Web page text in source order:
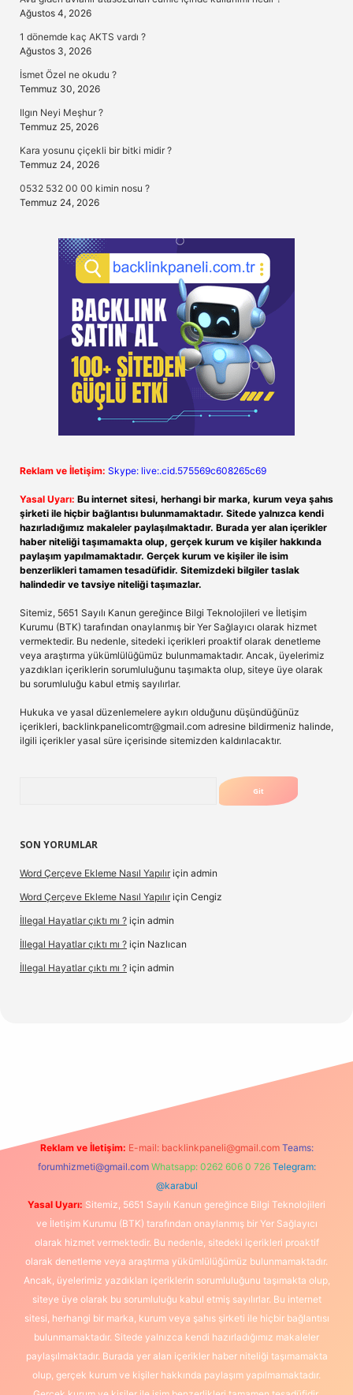
Ağustos 4, 2026
1 dönemde kaç AKTS vardı ?
Ağustos 3, 2026
İsmet Özel ne okudu ?
Temmuz 30, 2026
Ilgın Neyi Meşhur ?
Temmuz 25, 2026
Kara yosunu çiçekli bir bitki midir ?
Temmuz 24, 2026
0532 532 00 00 kimin nosu ?
Temmuz 24, 2026
Reklam ve İletişim: Skype: live:.cid.575569c608265c69
Yasal Uyarı: Bu internet sitesi, herhangi bir marka, kurum veya şahıs
şirketi ile hiçbir bağlantısı bulunmamaktadır. Sitede yalnızca kendi
hazırladığımız makaleler paylaşılmaktadır. Burada yer alan içerikler
haber niteliği taşımamakta olup, gerçek kurum ve kişiler hakkında
paylaşım yapılmamaktadır. Gerçek kurum ve kişiler ile isim
benzerlikleri tamamen tesadüfidir. Sitemizdeki bilgiler taslak
halindedir ve tavsiye niteliği taşımazlar.
Sitemiz, 5651 Sayılı Kanun gereğince Bilgi Teknolojileri ve İletişim
Kurumu (BTK) tarafından onaylanmış bir Yer Sağlayıcı olarak hizmet
vermektedir. Bu nedenle, sitedeki içerikleri proaktif olarak denetleme
veya araştırma yükümlülüğümüz bulunmamaktadır. Ancak, üyelerimiz
yazdıkları içeriklerin sorumluluğunu taşımakta olup, siteye üye olarak
bu sorumluluğu kabul etmiş sayılırlar.
Hukuka ve yasal düzenlemelere aykırı olduğunu düşündüğünüz
içerikleri, backlinkpanelicomtr@gmail.com adresine bildirmeniz halinde,
ilgili içerikler yasal süre içerisinde sitemizden kaldırılacaktır.
SON YORUMLAR
Word Çerçeve Ekleme Nasıl Yapılır için admin
Word Çerçeve Ekleme Nasıl Yapılır için Cengiz
İllegal Hayatlar çıktı mı ? için admin
İllegal Hayatlar çıktı mı ? için Nazlıcan
İllegal Hayatlar çıktı mı ? için admin
Reklam ve İletişim: E-mail: backlinkpaneli@gmail.com Teams:
forumhizmeti@gmail.com Whatsapp: 0262 606 0 726 Telegram:
@karabul
Yasal Uyarı: Sitemiz, 5651 Sayılı Kanun gereğince Bilgi Teknolojileri
ve İletişim Kurumu (BTK) tarafından onaylanmış bir Yer Sağlayıcı
olarak hizmet vermektedir. Bu nedenle, sitedeki içerikleri proaktif
olarak denetleme veya araştırma yükümlülüğümüz bulunmamaktadır.
Ancak, üyelerimiz yazdıkları içeriklerin sorumluluğunu taşımakta olup,
siteye üye olarak bu sorumluluğu kabul etmiş sayılırlar. Bu internet
sitesi, herhangi bir marka, kurum veya şahıs şirketi ile hiçbir bağlantısı
bulunmamaktadır. Sitede yalnızca kendi hazırladığımız makaleler
paylaşılmaktadır. Burada yer alan içerikler haber niteliği taşımamakta
olup, gerçek kurum ve kişiler hakkında paylaşım yapılmamaktadır.